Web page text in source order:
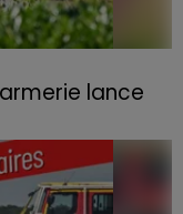
lance
au
habitations et
de personnes.